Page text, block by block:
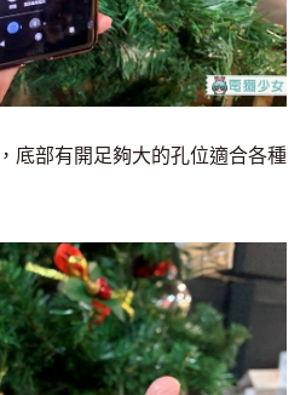
底部有開足夠大的孔位適合各種